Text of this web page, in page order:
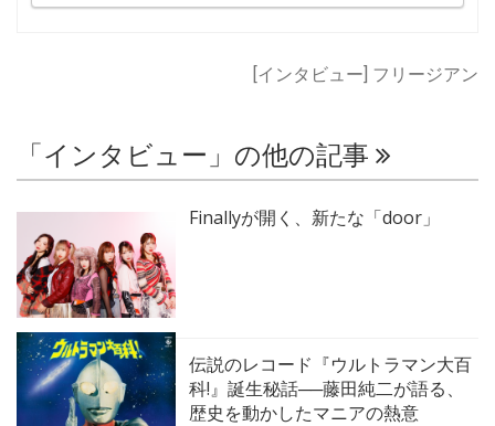
[インタビュー] フリージアン
「インタビュー」の他の記事
Finallyが開く、新たな「door」
伝説のレコード『ウルトラマン大百
科!』誕生秘話──藤田純二が語る、
歴史を動かしたマニアの熱意